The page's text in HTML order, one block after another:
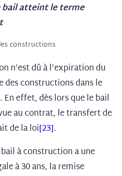
atteint le terme
constructions
n’est dû à l’expiration du
des constructions dans le
effet, dès lors que le bail
au contrat, le transfert de
de la loi[23].
à construction a une
à 30 ans, la remise